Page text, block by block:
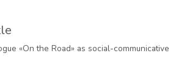
«On the Road» as social-communicative